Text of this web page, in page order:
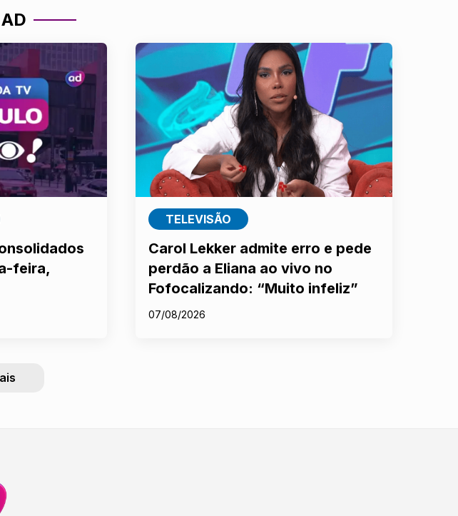
feira,
TELEVISÃO
Carol Lekker admite erro e pede
perdão a Eliana ao vivo no
Fofocalizando: “Muito infeliz”
07/08/2026